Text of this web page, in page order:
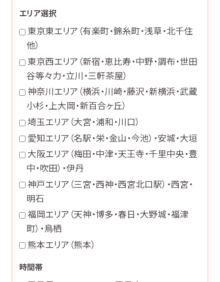
エリア選択
東京東エリア（有楽町・錦糸町・浅草・北千住
他）
東京西エリア（新宿・恵比寿・中野・調布・世田
谷等々力・立川・三軒茶屋）
神奈川エリア（横浜・川崎・藤沢・新横浜・武蔵
小杉・上大岡・新百合ヶ丘）
埼玉エリア（大宮・浦和・川口）
愛知エリア（名駅・栄・金山・今池）・安城・大垣
大阪エリア（梅田・中津・天王寺・千里中央・豊
中・吹田）・伊丹
神戸エリア（三宮・西神・西宮北口駅）・西宮・
明石
福岡エリア（天神・博多・春日・大野城・福津
町）・鳥栖
熊本エリア（熊本）
時間帯